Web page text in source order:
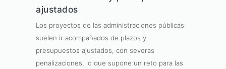
ajustados
Los proyectos de las administraciones públicas
suelen ir acompañados de plazos y
presupuestos ajustados, con severas
penalizaciones, lo que supone un reto para las